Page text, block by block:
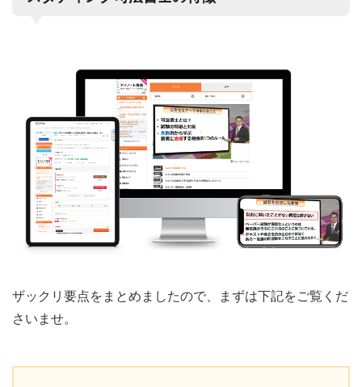
ザックリ要点をまとめましたので、まずは下記をご覧くだ
さいませ。